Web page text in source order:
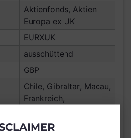
Aktienfonds, Aktien
Europa ex UK
EURXUK
ausschüttend
GBP
Chile, Gibraltar, Macau,
Frankreich,
Luxemburg,
Vereinigtes Königreich